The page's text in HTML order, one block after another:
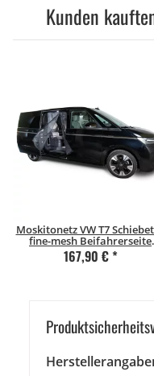
Kunden
Moskitonetz VW T7
fine-mesh Beifahrerseite
(rechts)
167,90 €*